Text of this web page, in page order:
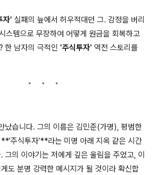
자' 실패의 늪에서 허우적대던 그. 감정을 버리
스템으로 무장하여 어떻게 원금을 회복하고
한 남자의 극적인 '주식투자' 역전 스토리를
났습니다. 그의 이름은 김민준(가명), 평범한
주식투자'**라는 미명 아래 지옥 같은 시간
그의 이야기는 저에게 깊은 울림을 주었고, 이
도 분명 강력한 메시지가 될 것이라 확신합